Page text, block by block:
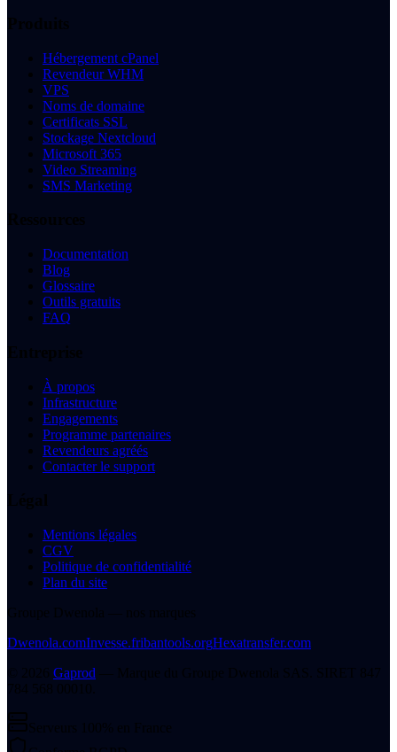
Hébergement cPanel
Revendeur WHM
VPS
Noms de domaine
Certificats SSL
Stockage Nextcloud
Microsoft 365
Video Streaming
SMS Marketing
Documentation
Blog
Glossaire
Outils gratuits
FAQ
À propos
Infrastructure
Engagements
Programme partenaires
Revendeurs agréés
Contacter le support
Mentions légales
CGV
Politique de confidentialité
Plan du site
Dwenola.comInvesse.fribantools.orgHexatransfer.com
Gaprod